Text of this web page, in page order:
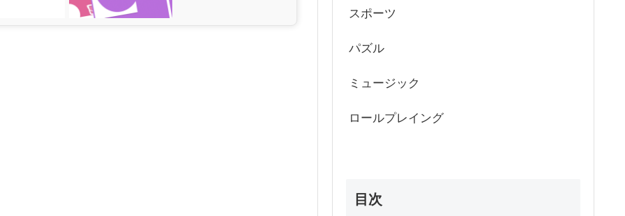
スポーツ
パズル
ミュージック
ロールプレイング
目次